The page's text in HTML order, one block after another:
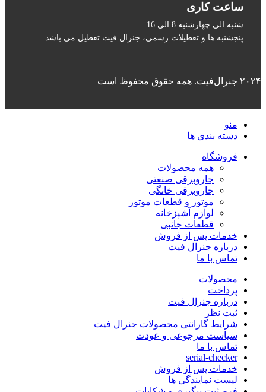
ساعت کاری
شنبه الی چهارشنبه 8 الی 16
پنجشنبه ها و تعطیلات رسمی، جنرال فیت تعطیل می باشد
۲۰۲۴ جنرال‌فیت. همه حقوق محفوظ است
منو
دسته بندی ها
فروشگاه
همه محصولات
جاروبرقی صنعتی
جاروبرقی خانگی
موتور و قطعات موتور
لوازم آشپزخانه
قطعات جانبی
خدمات پس از فروش
درباره جنرال فیت
تماس با ما
محصولات
پرداخت
درباره جنرال فیت
ثبت نظر
شرایط گارانتی محصولات جنرال فیت
سیاست مرجوعی و عودت
تماس با ما
serial-checker
خدمات پس از فروش
لیست نمایندگی ها